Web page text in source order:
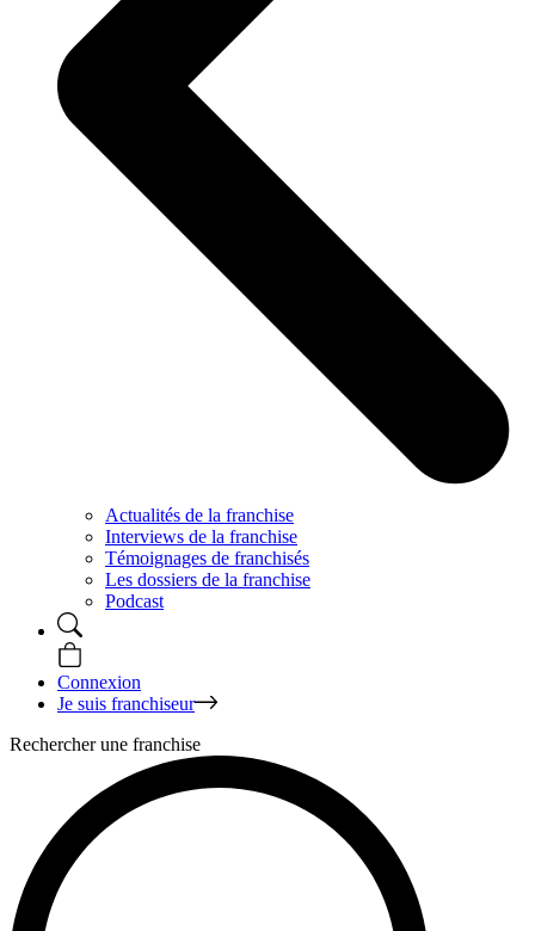
Actualités de la franchise
Interviews de la franchise
Témoignages de franchisés
Les dossiers de la franchise
Podcast
Connexion
Je suis franchiseur
Rechercher une franchise